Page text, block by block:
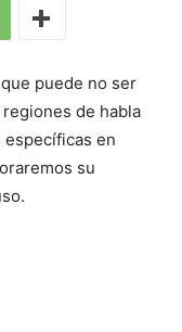
puede no ser
de habla
en
su